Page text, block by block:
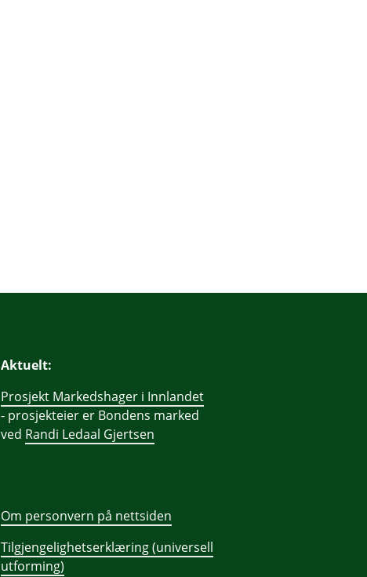
Aktuelt:
Prosjekt Markedshager i Innlandet
- prosjekteier er Bondens marked
ved Randi Ledaal Gjertsen
Om personvern på nettsiden
Tilgjengelighetserklæring (universell
utforming)